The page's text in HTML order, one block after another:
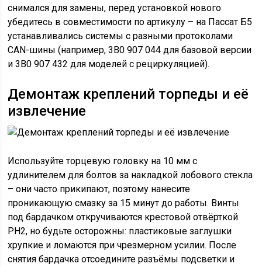
снимался для замены, перед установкой нового
убедитесь в совместимости по артикулу – на Пассат Б5
устанавливались системы с разными протоколами
CAN-шины (например, 3B0 907 044 для базовой версии
и 3B0 907 432 для моделей с рециркуляцией).
Демонтаж креплений торпеды и её
извлечение
Используйте торцевую головку на 10 мм с
удлинителем для болтов за накладкой лобового стекла
– они часто прикипают, поэтому нанесите
проникающую смазку за 15 минут до работы. Винты
под бардачком откручиваются крестовой отвёрткой
PH2, но будьте осторожны: пластиковые заглушки
хрупкие и ломаются при чрезмерном усилии. После
снятия бардачка отсоедините разъёмы подсветки и